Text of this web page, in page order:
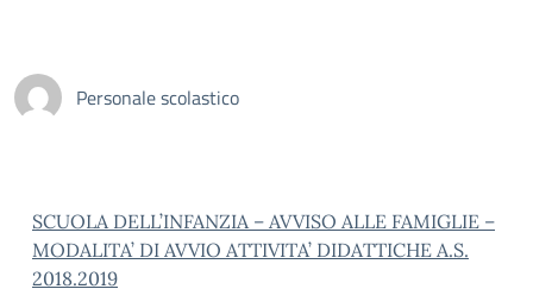
Personale scolastico
SCUOLA DELL’INFANZIA – AVVISO ALLE FAMIGLIE –
MODALITA’ DI AVVIO ATTIVITA’ DIDATTICHE A.S.
2018.2019